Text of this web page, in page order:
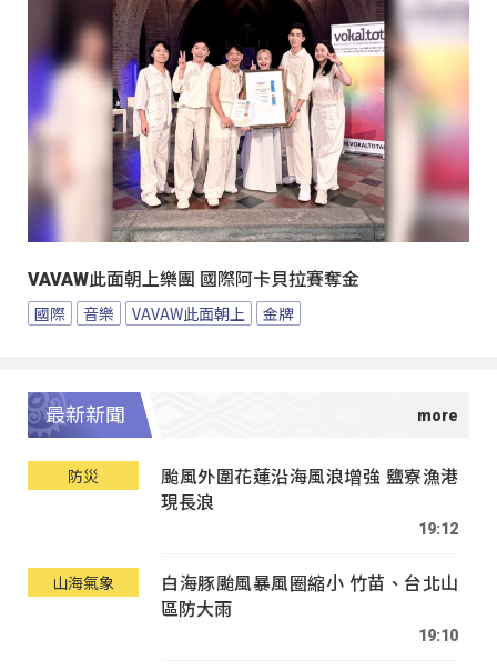
VAVAW此面朝上樂團 國際阿卡貝拉賽奪金
國際 音樂 VAVAW此面朝上 金牌
最新新聞
防災
颱風外圍花蓮沿海風浪增強 鹽寮漁港
現長浪
19:12
山海氣象
白海豚颱風暴風圈縮小 竹苗、台北山
區防大雨
19:10